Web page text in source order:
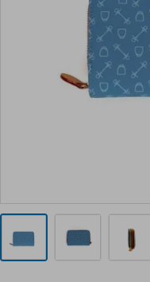
お支払方法